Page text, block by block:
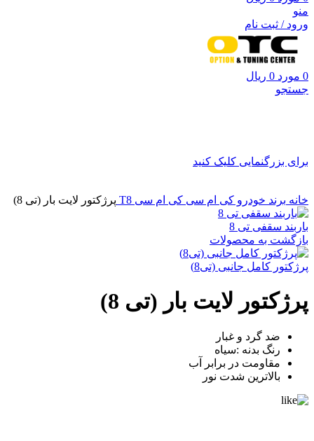
منو
ورود / ثبت نام
0 مورد 0 ریال
جستجو
برای بزرگنمایی کلیک کنید
خانه برند خودرو کی ام سی کی ام سی T8 پرژکتور لایت بار (تی 8)
باربند سقفی تی 8
بازگشت به محصولات
پرژکتور کامل جانبی (تی8)
پرژکتور لایت بار (تی 8)
ضد گرد و غبار
رنگ بدنه :سیاه
مقاومت در برابر آب
بالاترين شدت نور